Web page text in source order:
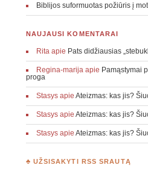
Biblijos suformuotas požiūris į
NAUJAUSI KOMENTARAI
Ritaapie Pats didžiausias
Regina-marijaapie Pamąstymai
proga
Stasysapie Ateizmas: kas jis?
Stasysapie Ateizmas: kas jis?
Stasysapie Ateizmas: kas jis?
♣ UŽSISAKYTI RSS SRAUTĄ